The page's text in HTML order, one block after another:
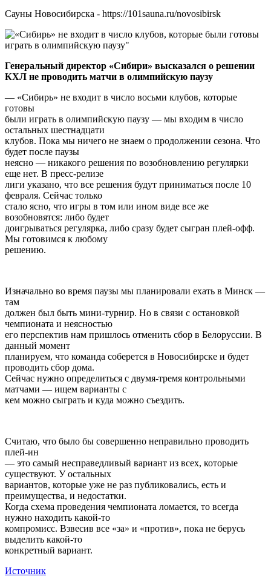
Сауны Новосибирска - https://101sauna.ru/novosibirsk
Генеральный директор «Сибири» высказался о решении
КХЛ не проводить матчи в олимпийскую паузу
— «Сибирь» не входит в число восьми клубов, которые
готовы
были играть в олимпийскую паузу — мы входим в число
остальных шестнадцати
клубов. Пока мы ничего не знаем о продолжении сезона. Что
будет после паузы
неясно — никакого решения по возобновлению регулярки
еще нет. В пресс-релизе
лиги указано, что все решения будут приниматься после 10
февраля. Сейчас только
стало ясно, что игры в том или ином виде все же
возобновятся: либо будет
доигрываться регулярка, либо сразу будет сыгран плей-офф.
Мы готовимся к любому
решению.
Изначально во время паузы мы планировали ехать в Минск —
там
должен был быть мини-турнир. Но в связи с остановкой
чемпионата и неясностью
его перспектив нам пришлось отменить сбор в Белоруссии. В
данный момент
планируем, что команда соберется в Новосибирске и будет
проводить сбор дома.
Сейчас нужно определиться с двумя-тремя контрольными
матчами — ищем варианты с
кем можно сыграть и куда можно съездить.
Считаю, что было бы совершенно неправильно проводить
плей-ин
— это самый несправедливый вариант из всех, которые
существуют. У остальных
вариантов, которые уже не раз публиковались, есть и
преимущества, и недостатки.
Когда схема проведения чемпионата ломается, то всегда
нужно находить какой-то
компромисс. Взвесив все «за» и «против», пока не берусь
выделить какой-то
конкретный вариант.
Источник